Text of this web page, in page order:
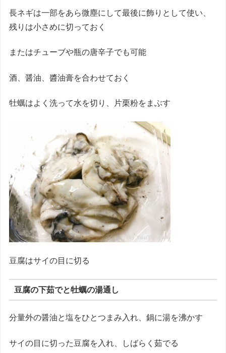
長ネギは一部をあら微塵にして最後に飾りとして使い、
残りは小さめに切っておく
またはチューブや瓶の唐辛子でも可能
酒、醤油、醬油膏を合わせておく
牡蠣はよく洗って水を切り、片栗粉をまぶす
豆腐はサイの目に切る
豆腐の下茹でと牡蠣の湯通し
分量外の醤油と塩をひとつまみ入れ、鍋に湯を沸かす
サイの目に切った豆腐を入れ、しばらく茹でる